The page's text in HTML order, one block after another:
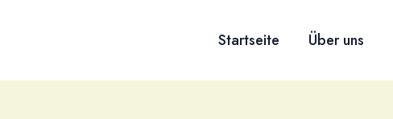
Startseite Über uns